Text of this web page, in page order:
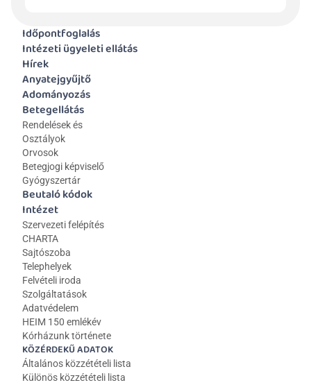
Időpontfoglalás
Intézeti ügyeleti ellátás
Hírek
Anyatejgyűjtő
Adományozás
Betegellátás
Rendelések és
Osztályok
Orvosok
Betegjogi képviselő
Gyógyszertár
Beutaló kódok
Intézet
Szervezeti felépítés
CHARTA
Sajtószoba
Telephelyek
Felvételi iroda
Szolgáltatások
Adatvédelem
HEIM 150 emlékév
Kórházunk története
KÖZÉRDEKŰ ADATOK
Általános közzétételi lista
Különös közzétételi lista